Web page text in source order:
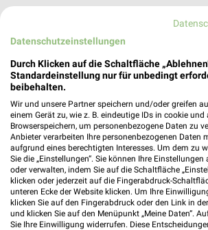
Adresse, Öffnungszeiten und
Takko Fashion Filiale in Köln
Datenschutzeinstellungen
Durch Klicken auf die Schaltfläche
Standardeinstellung nur für unbedingt
beibehalten.
Wir und unsere Partner speichern und/oder greifen
einem Gerät zu, wie z. B. eindeutige IDs in cookie und
Browserspeichern, um personenbezogene Daten zu
Anbieter verarbeiten Ihre personenbezogenen Daten
aufgrund eines berechtigten Interesses. Um dem zu
Sie die „Einstellungen“. Sie können Ihre Einstellungen
oder verwalten, indem Sie auf die Schaltfläche
klicken oder jederzeit auf die Fingerabdruck-
unteren Ecke der Website klicken. Um Ihre
klicken Sie auf den Fingerabdruck oder den Link in
und klicken Sie auf den Menüpunkt „Meine Daten“.
Sie Ihre Einwilligung widerrufen. Diese